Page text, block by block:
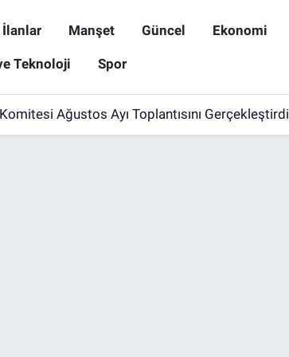
İlanlar Manşet Güncel Ekonomi
Teknoloji Spor
Ağustos Ayı Toplantısını Gerçekleştirdi